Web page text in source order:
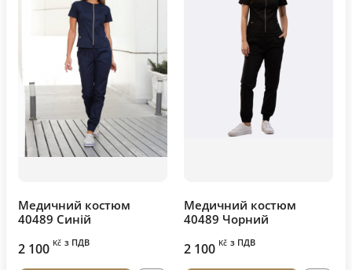
Медичний костюм
40489 Синій
2 100 Kč з ПДВ
Медичний костюм
40489 Чорний
2 100 Kč з ПДВ